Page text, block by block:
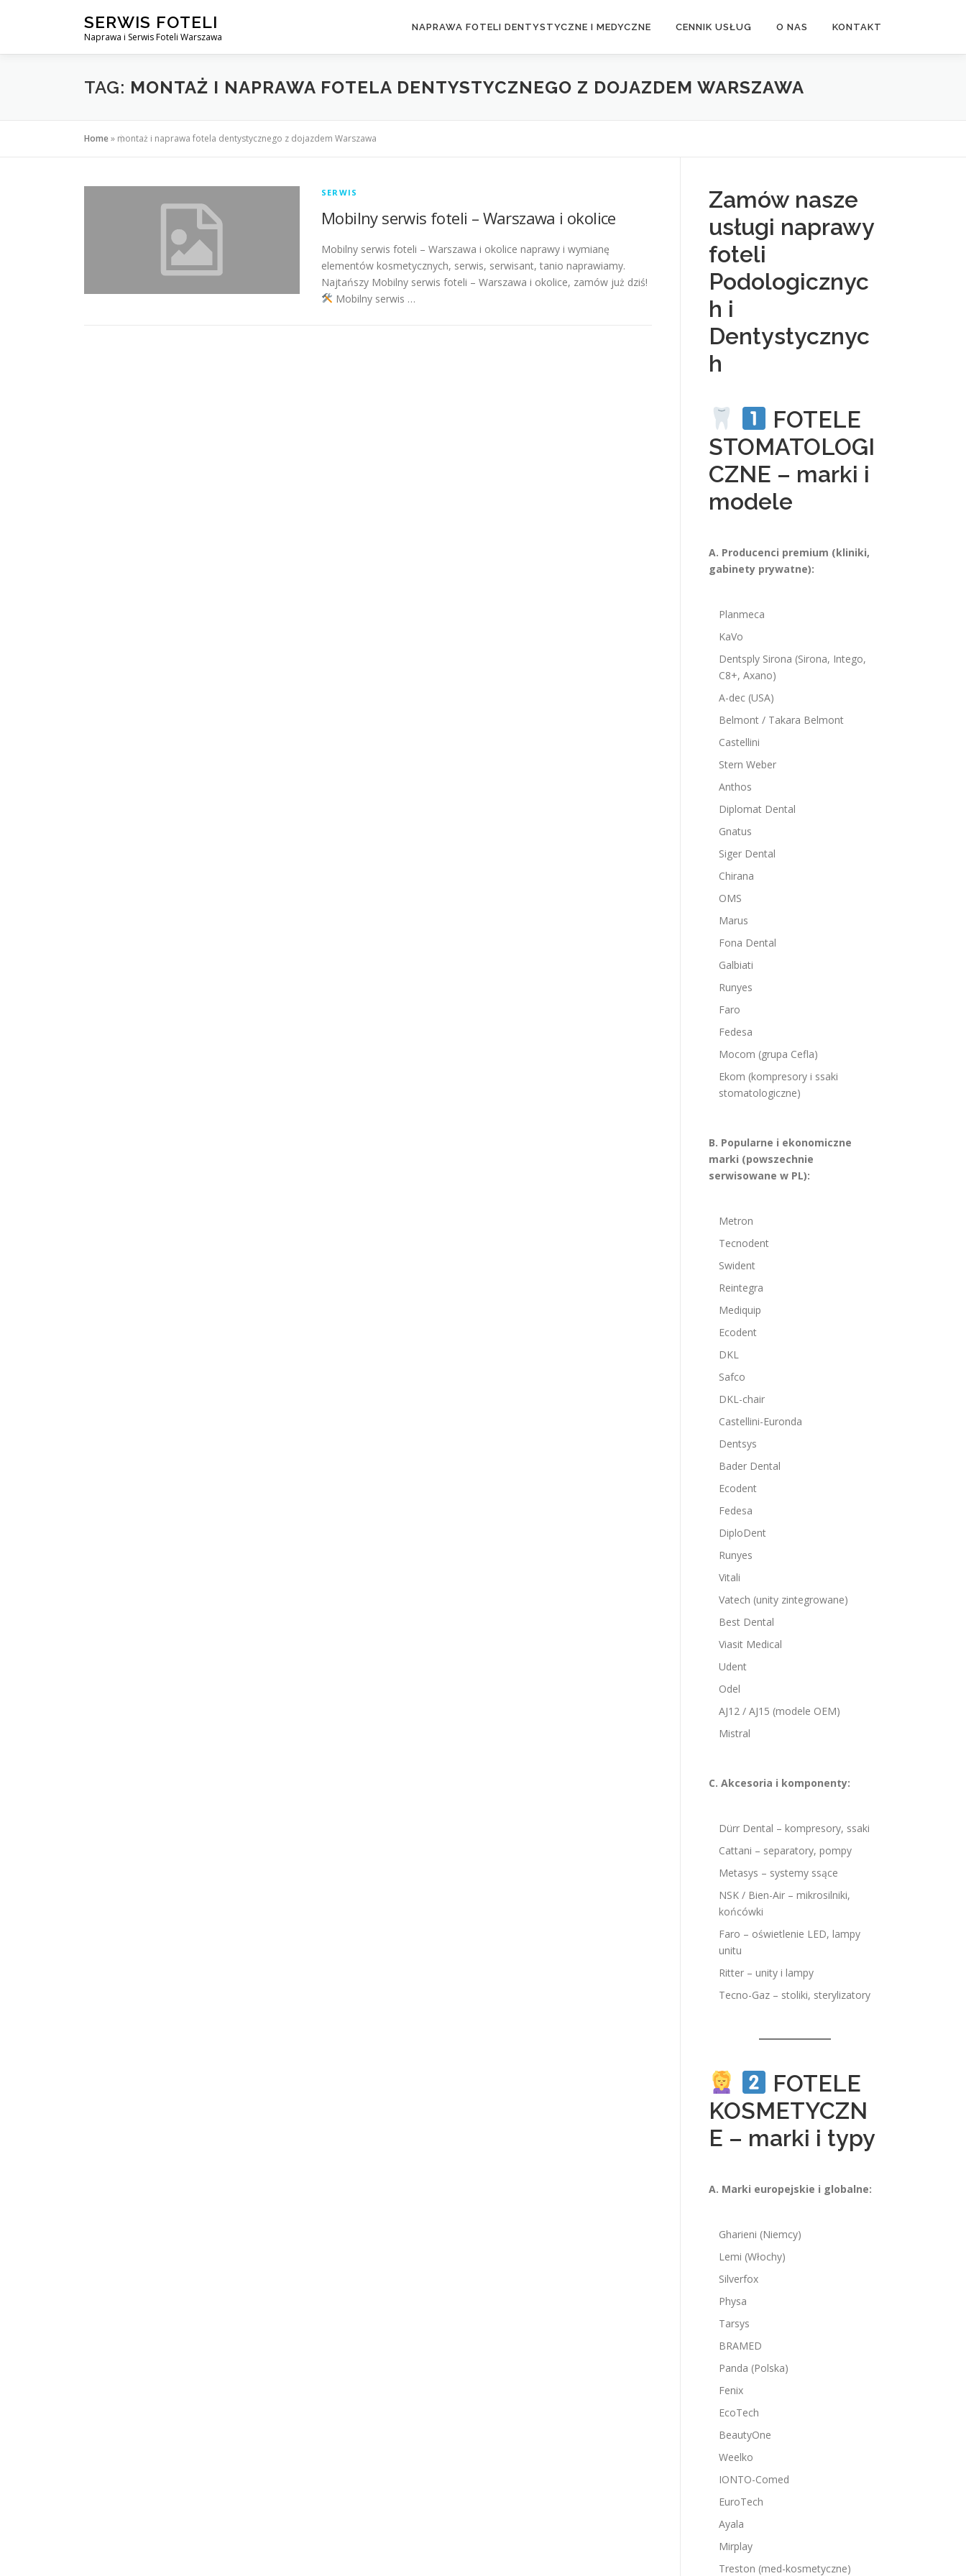
SERWIS FOTELI
Naprawa i Serwis Foteli Warszawa
NAPRAWA FOTELI DENTYSTYCZNE I MEDYCZNE CENNIK USŁUG O NAS KONTAKT
TAG: MONTAŻ I NAPRAWA FOTELA DENTYSTYCZNEGO Z DOJAZDEM WARSZAWA
Home» montaż i naprawa fotela dentystycznego z dojazdem Warszawa
SERWIS
Mobilny serwis foteli – Warszawa i okolice
Mobilny serwis foteli – Warszawa i okolice naprawy i wymianę
elementów kosmetycznych, serwis, serwisant, tanio naprawiamy.
Najtańszy Mobilny serwis foteli – Warszawa i okolice, zamów już dziś!
Mobilny serwis …
Zamów nasze
usługi naprawy
foteli
Podologicznyc
h i
Dentystycznyc
h
FOTELE
STOMATOLOGI
CZNE – marki i
modele
A. Producenci premium (kliniki,
gabinety prywatne):
Planmeca
KaVo
Dentsply Sirona (Sirona, Intego,
C8+, Axano)
A-dec (USA)
Belmont / Takara Belmont
Castellini
Stern Weber
Anthos
Diplomat Dental
Gnatus
Siger Dental
Chirana
OMS
Marus
Fona Dental
Galbiati
Runyes
Faro
Fedesa
Mocom (grupa Cefla)
Ekom (kompresory i ssaki
stomatologiczne)
B. Popularne i ekonomiczne
marki (powszechnie
serwisowane w PL):
Metron
Tecnodent
Swident
Reintegra
Mediquip
Ecodent
DKL
Safco
DKL-chair
Castellini-Euronda
Dentsys
Bader Dental
Ecodent
Fedesa
DiploDent
Runyes
Vitali
Vatech (unity zintegrowane)
Best Dental
Viasit Medical
Udent
Odel
AJ12 / AJ15 (modele OEM)
Mistral
C. Akcesoria i komponenty:
Dürr Dental – kompresory, ssaki
Cattani – separatory, pompy
Metasys – systemy ssące
NSK / Bien-Air – mikrosilniki,
końcówki
Faro – oświetlenie LED, lampy
unitu
Ritter – unity i lampy
Tecno-Gaz – stoliki, sterylizatory
FOTELE
KOSMETYCZN
E – marki i typy
A. Marki europejskie i globalne:
Gharieni (Niemcy)
Lemi (Włochy)
Silverfox
Physa
Tarsys
BRAMED
Panda (Polska)
Fenix
EcoTech
BeautyOne
Weelko
IONTO-Comed
EuroTech
Ayala
Mirplay
Treston (med-kosmetyczne)